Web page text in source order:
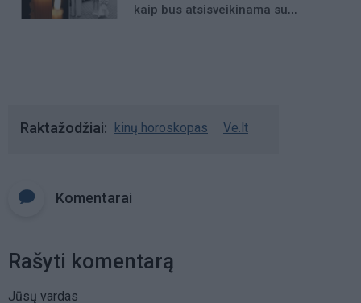
kaip bus atsisveikinama su
Raktažodžiai kinų horoskopas Ve.lt
Komentarai
Rašyti komentarą
Jūsų vardas